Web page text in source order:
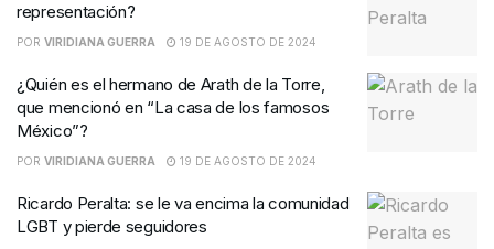
representación?
POR VIRIDIANA GUERRA 19 DE AGOSTO DE 2024
¿Quién es el hermano de Arath de la Torre,
que mencionó en “La casa de los famosos
México”?
POR VIRIDIANA GUERRA 19 DE AGOSTO DE 2024
Ricardo Peralta: se le va encima la comunidad
LGBT y pierde seguidores